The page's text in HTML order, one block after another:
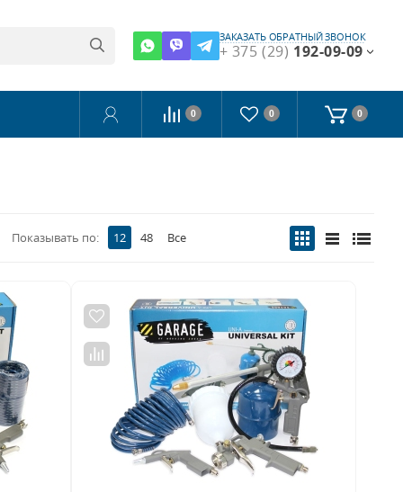
ЗАКАЗАТЬ ОБРАТНЫЙ ЗВОНОК
+ 375 (29) 192-09-09
0 0 0
Показывать по: 12 48 Все